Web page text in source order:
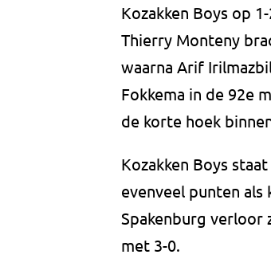
Kozakken Boys op
Thierry Monteny
waarna Arif
Fokkema in de 92e
de korte hoek
Kozakken Boys
evenveel punten als
Spakenburg verloor
met 3-0.